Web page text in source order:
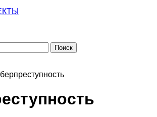
Поиск